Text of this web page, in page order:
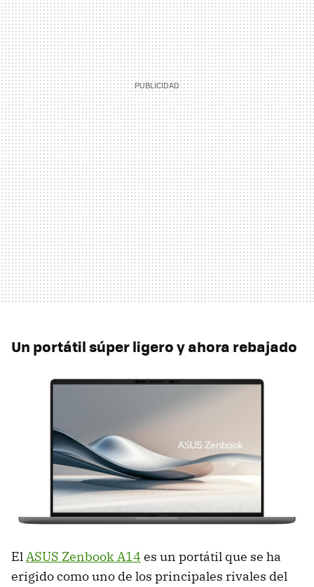
Un portátil súper ligero y ahora rebajado
ElASUS Zenbook A14 es un portátil que se ha
erigido como uno de los principales rivales del